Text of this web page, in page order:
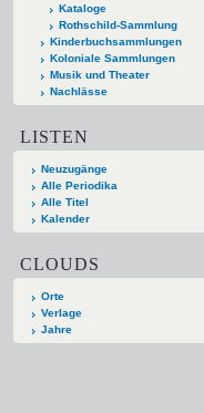
Kataloge
Rothschild-Sammlung
Kinderbuchsammlungen
Koloniale Sammlungen
Musik und Theater
Nachlässe
LISTEN
Neuzugänge
Alle Periodika
Alle Titel
Kalender
CLOUDS
Orte
Verlage
Jahre